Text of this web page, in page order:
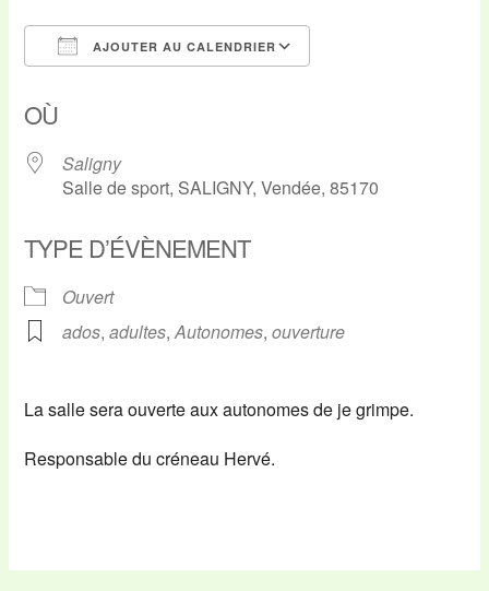
AJOUTER AU CALENDRIER
OÙ
Saligny
Salle de sport, SALIGNY, Vendée, 85170
TYPE D’ÉVÈNEMENT
Ouvert
ados,adultes,Autonomes,ouverture
La salle sera ouverte aux autonomes de je grimpe.
Responsable du créneau Hervé.